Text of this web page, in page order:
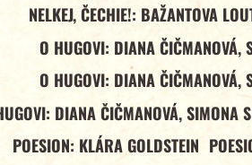
NELKEJ, ČECHIE!: BAŽANTOVA
O HUGOVI: DIANA ČIČMANOVÁ,
O HUGOVI: DIANA ČIČMANOVÁ,
DIANA ČIČMANOVÁ, SIMONA
POESION: KLÁRA GOLDSTEIN